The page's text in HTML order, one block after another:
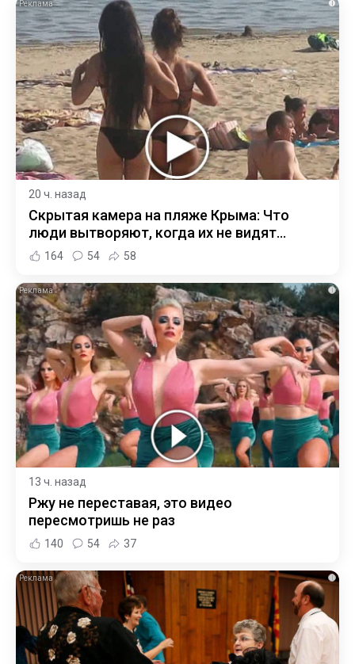
i
20 ч. назад
Скрытая камера на пляже Крыма: Что
люди вытворяют, когда их не видят...
164 54 58
i
13 ч. назад
Ржу не переставая, это видео
пересмотришь не раз
140 54 37
i